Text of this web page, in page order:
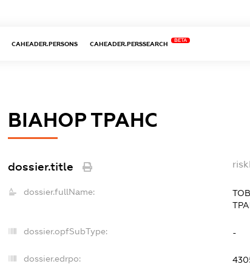
CAHEADER.PERSONS CAHEADER.PERSSEARCH
BETA
ВІАНОР ТРАНС
dossier.title
dossier.fullName:
dossier.opfSubType: -
dossier.edrpo: